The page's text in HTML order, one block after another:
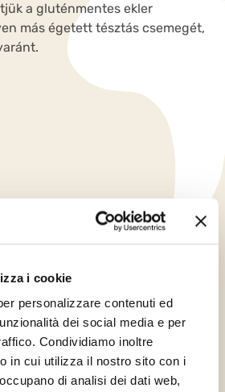
i cookie
personalizzare contenuti ed
dei social media e per
Condividiamo inoltre
in cui utilizza il nostro sito con i
di analisi dei dati web,
a gluténmentes ekler
más égetett tésztás csemegét,